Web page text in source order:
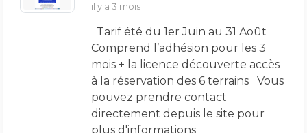
il y a 3 mois
Tarif été du 1er Juin au 31 Août
Comprend l’adhésion pour les 3
mois + la licence découverte accès
à la réservation des 6 terrains Vous
pouvez prendre contact
directement depuis le site pour
plus d'informations